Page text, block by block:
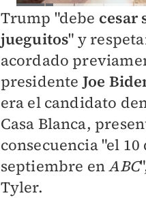
Trump "debe cesar
jueguitos" y
acordado
presidente Joe
era el candidato
Casa Blanca,
consecuencia "el 10
septiembre enABC
Tyler.